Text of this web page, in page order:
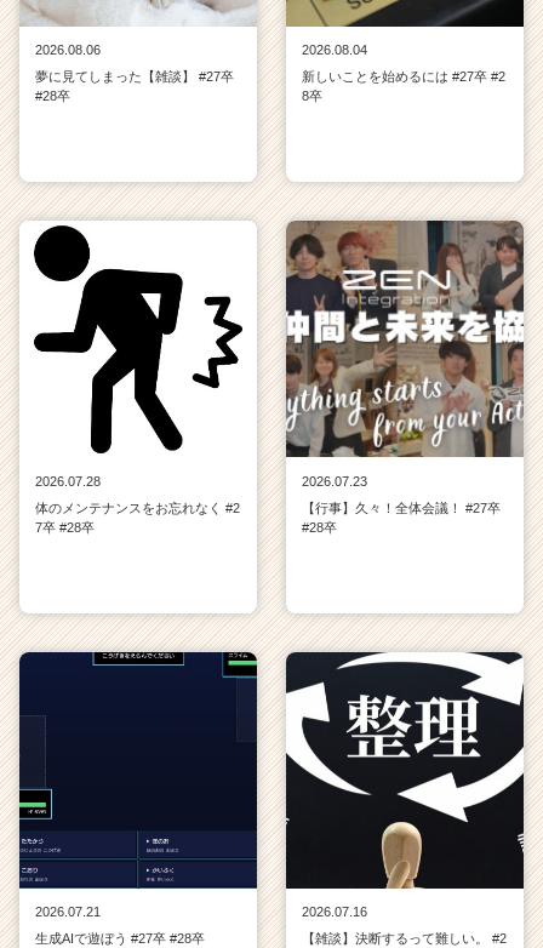
2026.08.06
夢に見てしまった【雑談】 #27卒
#28卒
2026.08.04
新しいことを始めるには #27卒 #2
8卒
2026.07.28
体のメンテナンスをお忘れなく #2
7卒 #28卒
2026.07.23
【行事】久々！全体会議！ #27卒
#28卒
2026.07.21
生成AIで遊ぼう #27卒 #28卒
2026.07.16
【雑談】決断するって難しい。 #2